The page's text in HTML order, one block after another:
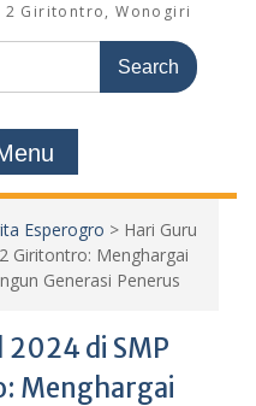
2 Giritontro, Wonogiri
Esperogro > Hari Guru
Giritontro: Menghargai
Generasi Penerus
2024 di SMP
Menghargai